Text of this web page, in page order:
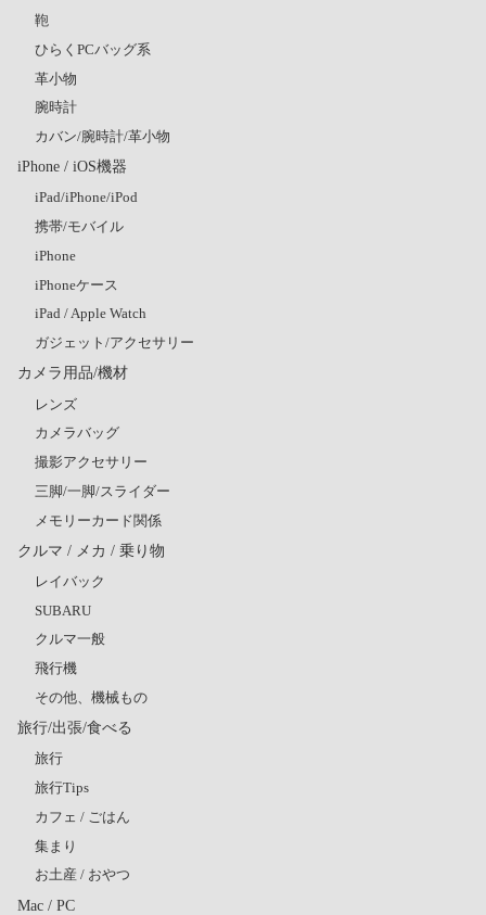
鞄
ひらくPCバッグ系
革小物
腕時計
カバン/腕時計/革小物
iPhone / iOS機器
iPad/iPhone/iPod
携帯/モバイル
iPhone
iPhoneケース
iPad / Apple Watch
ガジェット/アクセサリー
カメラ用品/機材
レンズ
カメラバッグ
撮影アクセサリー
三脚/一脚/スライダー
メモリーカード関係
クルマ / メカ / 乗り物
レイバック
SUBARU
クルマ一般
飛行機
その他、機械もの
旅行/出張/食べる
旅行
旅行Tips
カフェ / ごはん
集まり
お土産 / おやつ
Mac / PC